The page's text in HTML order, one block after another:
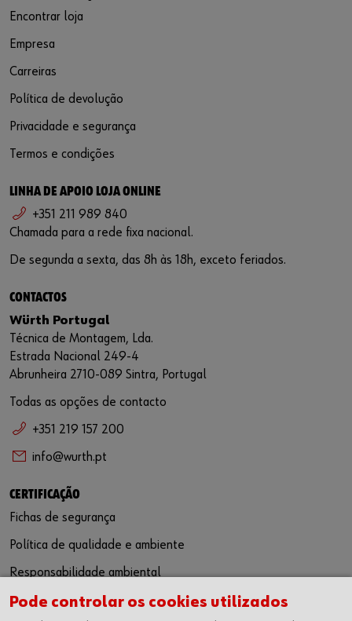
Encontrar loja
Empresa
Carreiras
Política de devolução
Privacidade e segurança
Termos e condições
LINHA DE APOIO LOJA ONLINE
+351 211 989 840
Chamada para a rede fixa nacional.
De segunda a sexta, das 8h às 18h, exceto feriados.
CONTACTOS
Würth Portugal
Técnica de Montagem, Lda.
Estrada Nacional 249-4
Abrunheira 2710-089 Sintra, Portugal
Todas as opções de contacto
+351 219 157 200
info@wurth.pt
CERTIFICAÇÃO
Fichas de segurança
Política de qualidade e ambiente
Responsabilidade ambiental
SIGA-NOS
Pode controlar os cookies utilizados